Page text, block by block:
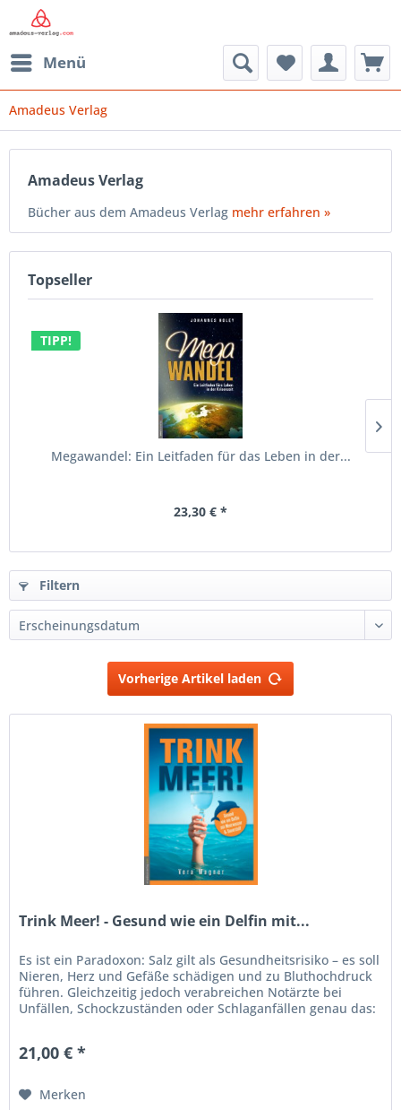
Menü
Amadeus Verlag
Amadeus Verlag
Bücher aus dem Amadeus Verlag mehr erfahren »
Topseller
TIPP!
Megawandel: Ein Leitfaden für das Leben in der...
23,30 € *
Filtern
Vorherige Artikel laden
Trink Meer! - Gesund wie ein Delfin mit...
Es ist ein Paradoxon: Salz gilt als Gesundheitsrisiko – es soll
Nieren, Herz und Gefäße schädigen und zu Bluthochdruck
führen. Gleichzeitig jedoch verabreichen Notärzte bei
Unfällen, Schockzuständen oder Schlaganfällen genau das:
21,00 € *
Merken